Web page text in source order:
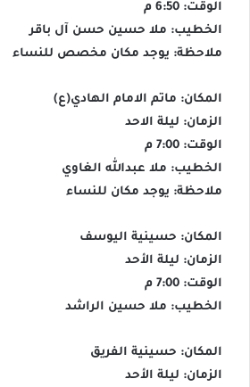
الوقت: 6:50 م
الخطيب: ملا حسين حسن آل باقر
ملاحظة: يوجد مكان مخصص للنساء
المكان: ماتم الامام الهادي(ع)
الزمان: ليلة الاحد
الوقت: 7:00 م
الخطيب: ملا عبدالله الغاوي
ملاحظة: يوجد مكان للنساء
المكان: حسينية اليوسف
الزمان: ليلة الأحد
الوقت: 7:00 م
الخطيب: ملا حسين الراشد
المكان: حسينية الفريق
الزمان: ليلة الأحد